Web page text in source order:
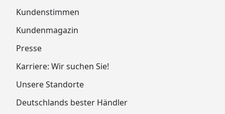
Kundenstimmen
Kundenmagazin
Presse
Karriere: Wir suchen Sie!
Unsere Standorte
Deutschlands bester Händler